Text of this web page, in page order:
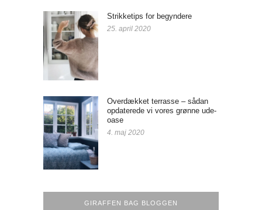
Strikketips for begyndere
25. april 2020
Overdækket terrasse – sådan
opdaterede vi vores grønne ude-
oase
4. maj 2020
GIRAFFEN BAG BLOGGEN